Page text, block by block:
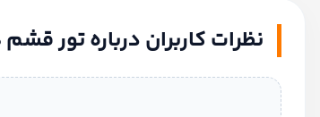
نظرات کاربران درباره تور